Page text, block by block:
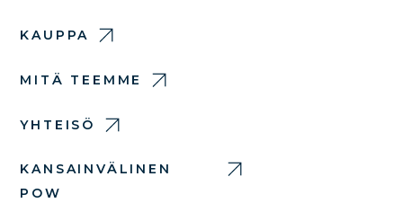
KAUPPA
MITÄ TEEMME
YHTEISÖ
KANSAINVÄLINEN
POW